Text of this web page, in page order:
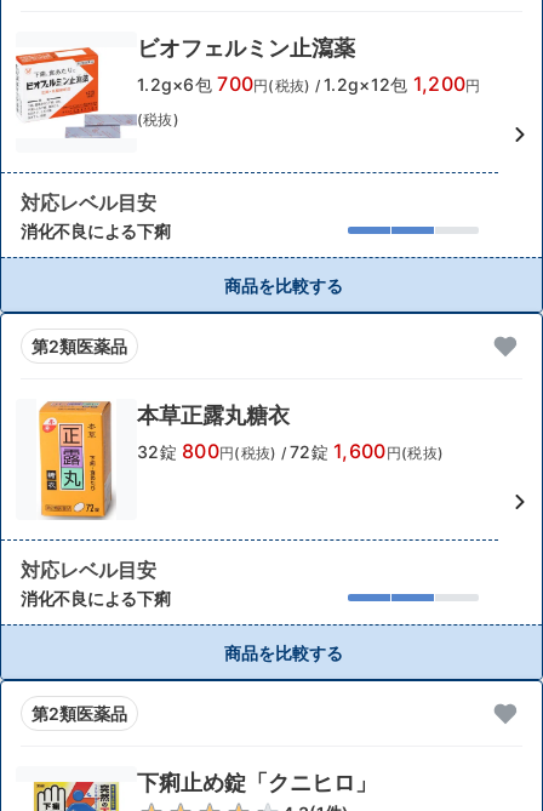
ビオフェルミン止瀉薬
1.2g×6包 700円(税抜) / 1.2g×12包 1,200円
(税抜)
対応レベル目安
消化不良による下痢
商品を比較する
第2類医薬品
本草正露丸糖衣
32錠 800円(税抜) / 72錠 1,600円(税抜)
対応レベル目安
消化不良による下痢
商品を比較する
第2類医薬品
下痢止め錠「クニヒロ」